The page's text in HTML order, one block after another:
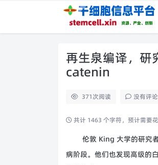
再生泉编译，
catenin
371次阅读 没有评论
共计 1463 个字符，预计需要
伦敦 King 大学的研究
病阶段。他们也发现高级的